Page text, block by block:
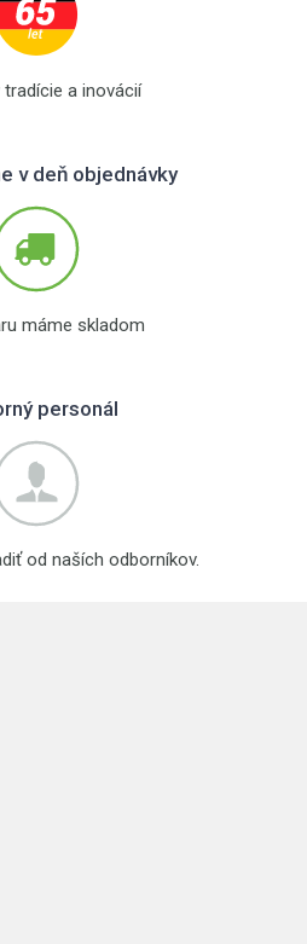
a inovácií
v deň objednávky
máme skladom
personál
od naších odborníkov.